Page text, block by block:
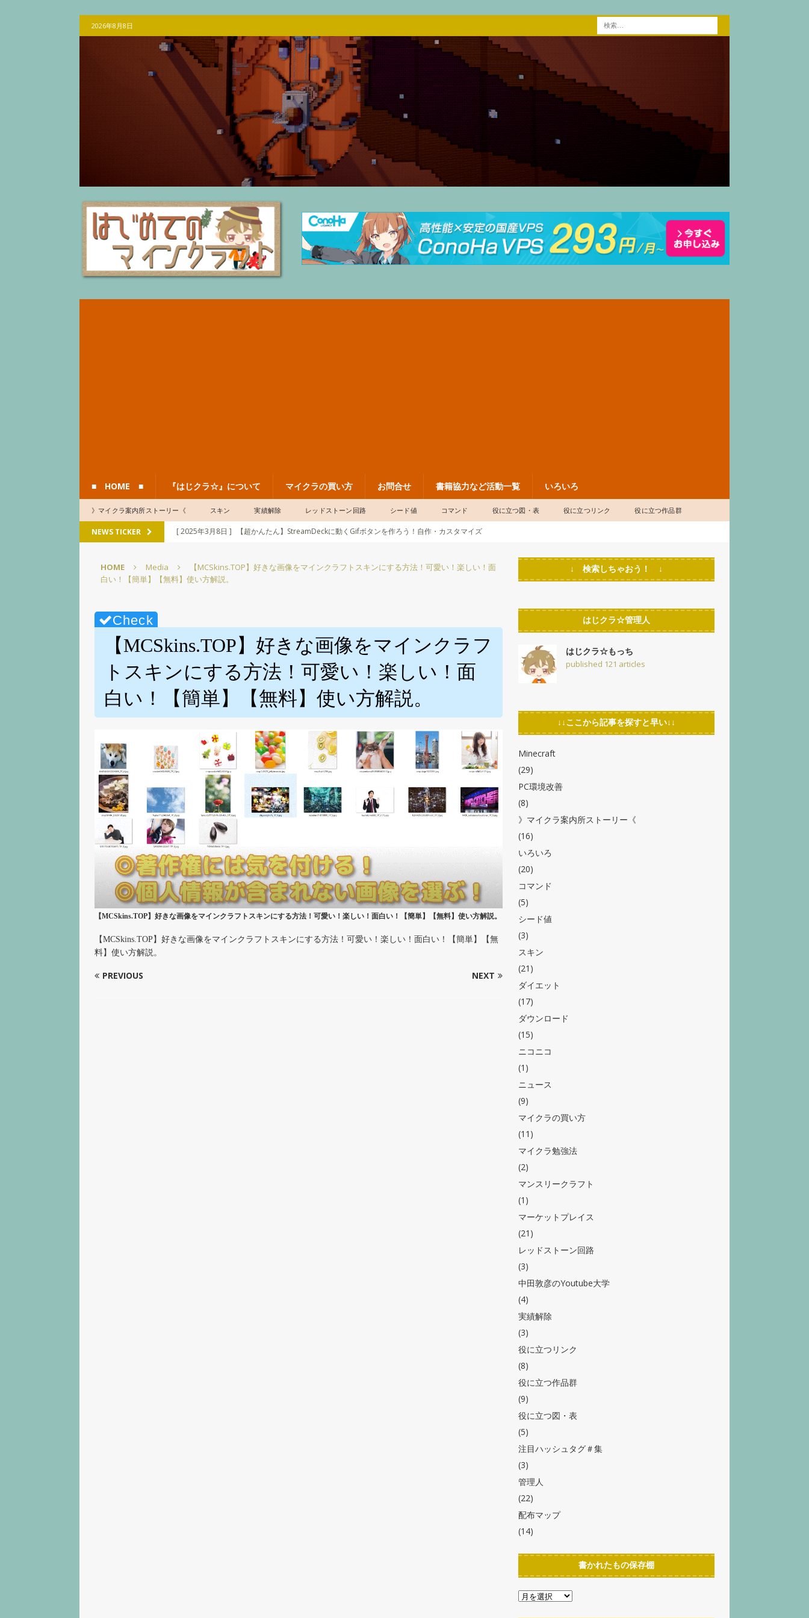
2026年8月8日
■ HOME ■ 『はじクラ☆』について マイクラの買い方 お問合せ 書籍協力など活動一覧 いろいろ
》マイクラ案内所ストーリー《 スキン 実績解除 レッドストーン回路 シード値 コマンド 役に立つ図・表 役に立つリンク 役に立つ作品群
NEWS TICKER [ 2025年3月8日 ]
【超かんたん】StreamDeckに動くGifボタンを作ろう！自作・カスタマイズ
[ 2025年3月1日 ] 【超かんたん！】StreamDeckのボタンの作り方！「KeyCreator」使い方解説
イズpart1【screensaver徹底解説】【ELGATO】
[ 2025年2月15日 ]
【図表でわかる！】StreamDeck各種の画像の解像度とサイズまとめ
【ELGATO】
PC環境改善
[ 2025年3月15日 ]
【無料配布!】StreamDeck用ボタン背景・アイコン・スクリーンセーバー
【Elgato】
PC環境改善
HOME Media
【MCSkins.TOP】好きな画像をマインクラフトスキンにする方法！可愛い！楽しい！面
白い！【簡単】【無料】使い方解説。
【MCSkins.TOP】好きな画像をマインクラフ
トスキンにする方法！可愛い！楽しい！面
白い！【簡単】【無料】使い方解説。
【MCSkins.TOP】好きな画像をマインクラフトスキンにする方法！可愛い！楽しい！面白い！【簡単】【無料】使い方解説。
【MCSkins.TOP】好きな画像をマインクラフトスキンにする方法！可愛い！楽しい！面白い！【簡単】【無
料】使い方解説。
PREVIOUS NEXT
↓ 検索しちゃおう！ ↓
はじクラ☆管理人
はじクラ☆もっち
published 121 articles
↓↓ここから記事を探すと早い↓↓
Minecraft
(29)
PC環境改善
(8)
》マイクラ案内所ストーリー《
(16)
いろいろ
(20)
コマンド
(5)
シード値
(3)
スキン
(21)
ダイエット
(17)
ダウンロード
(15)
ニコニコ
(1)
ニュース
(9)
マイクラの買い方
(11)
マイクラ勉強法
(2)
マンスリークラフト
(1)
マーケットプレイス
(21)
レッドストーン回路
(3)
中田敦彦のYoutube大学
(4)
実績解除
(3)
役に立つリンク
(8)
役に立つ作品群
(9)
役に立つ図・表
(5)
注目ハッシュタグ＃集
(3)
管理人
(22)
配布マップ
(14)
書かれたもの保存棚